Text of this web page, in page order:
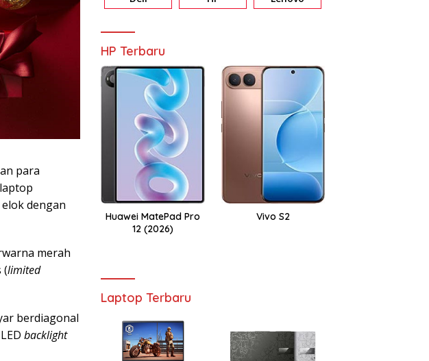
para
dengan
merah
(limited
berdiagonal
backlight
HP Terbaru
Huawei MatePad Pro
12 (2026)
Vivo S2
Laptop Terbaru